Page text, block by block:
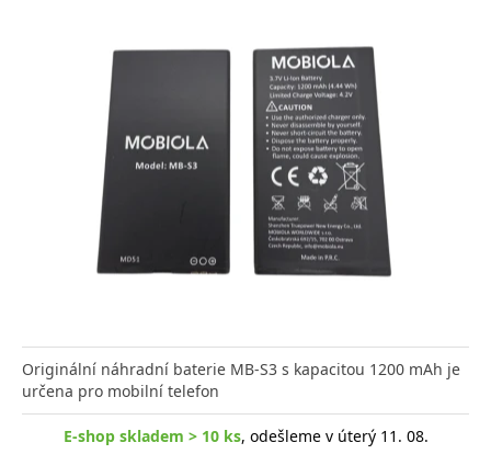
Originální náhradní baterie MB-S3 s kapacitou 1200 mAh je
určena pro mobilní telefon
E-shop skladem > 10 ks, odešleme v úterý 11. 08.